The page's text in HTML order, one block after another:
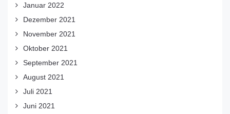
Januar 2022
Dezember 2021
November 2021
Oktober 2021
September 2021
August 2021
Juli 2021
Juni 2021